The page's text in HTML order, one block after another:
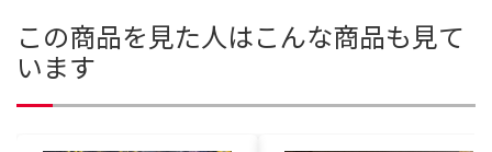
この商品を見た人はこんな商品も見て
います